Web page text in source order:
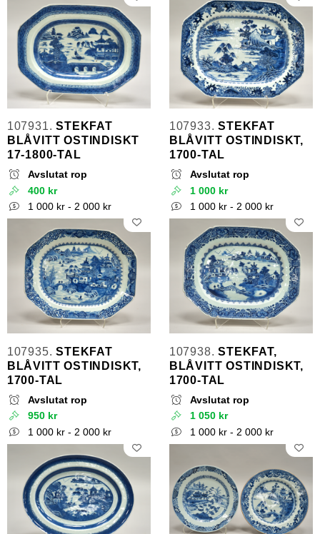
107931. STEKFAT
BLÅVITT OSTINDISKT
17-1800-TAL
Avslutat rop
400 kr
1 000 kr - 2 000 kr
107933. STEKFAT
BLÅVITT OSTINDISKT,
1700-TAL
Avslutat rop
1 000 kr
1 000 kr - 2 000 kr
107935. STEKFAT
BLÅVITT OSTINDISKT,
1700-TAL
Avslutat rop
950 kr
1 000 kr - 2 000 kr
107938. STEKFAT,
BLÅVITT OSTINDISKT,
1700-TAL
Avslutat rop
1 050 kr
1 000 kr - 2 000 kr